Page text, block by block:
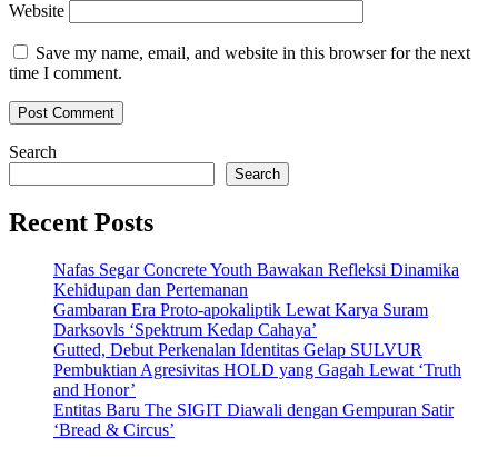
Website
Save my name, email, and website in this browser for the next
time I comment.
Search
Search
Recent Posts
Nafas Segar Concrete Youth Bawakan Refleksi Dinamika
Kehidupan dan Pertemanan
Gambaran Era Proto-apokaliptik Lewat Karya Suram
Darksovls ‘Spektrum Kedap Cahaya’
Gutted, Debut Perkenalan Identitas Gelap SULVUR
Pembuktian Agresivitas HOLD yang Gagah Lewat ‘Truth
and Honor’
Entitas Baru The SIGIT Diawali dengan Gempuran Satir
‘Bread & Circus’